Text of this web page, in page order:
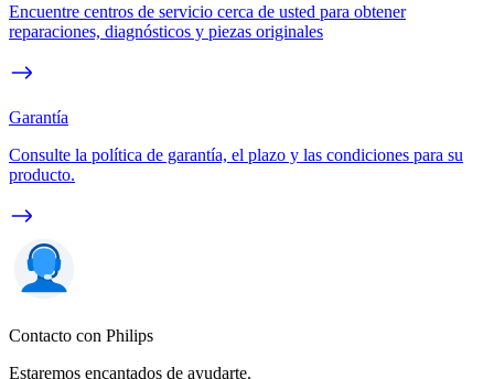
Encuentre centros de servicio cerca de usted para obtener
reparaciones, diagnósticos y piezas originales
Garantía
Consulte la política de garantía, el plazo y las condiciones para su
producto.
Contacto con Philips
Estaremos encantados de ayudarte.